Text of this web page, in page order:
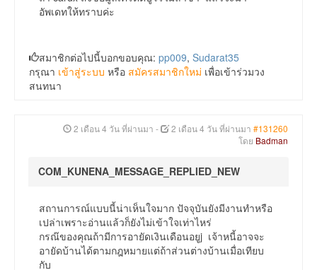
อัพเดทให้ทราบค่ะ
สมาชิกต่อไปนี้บอกขอบคุณ: pp009, Sudarat35
กรุณา เข้าสู่ระบบ หรือ สมัครสมาชิกใหม่ เพื่อเข้าร่วมวง
สนทนา
2 เดือน 4 วัน ที่ผ่านมา - 2 เดือน 4 วัน ที่ผ่านมา #131260
โดย Badman
COM_KUNENA_MESSAGE_REPLIED_NEW
สถานการณ์แบบนี้น่าเห็นใจมาก ปัจจุบันยังมีงานทำหรือ
เปล่าเพราะอ่านแล้วก็ยังไม่เข้าใจเท่าไหร่
กรณ๊ของคุณถ้ามีการอายัดเงินเดือนอยูj เจ้าหนี้อาจจะ
อายัดบ้านได้ตามกฎหมายแต่ถ้าส่วนต่างบ้านเมื่อเทียบ
กับ